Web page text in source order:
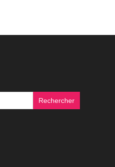
Rechercher :